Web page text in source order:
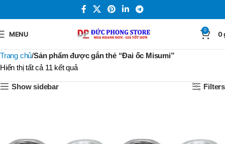
MENU 0 0
Trang chủ Sản phẩm được gắn thẻ “Đai ốc Misumi”
Hiển thị tất cả 11 kết quả
Show sidebar Filters